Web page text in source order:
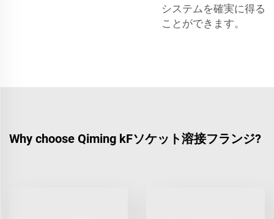
システムを確実に得る
ことができます。
Why choose Qiming kFソケット溶接フランジ?